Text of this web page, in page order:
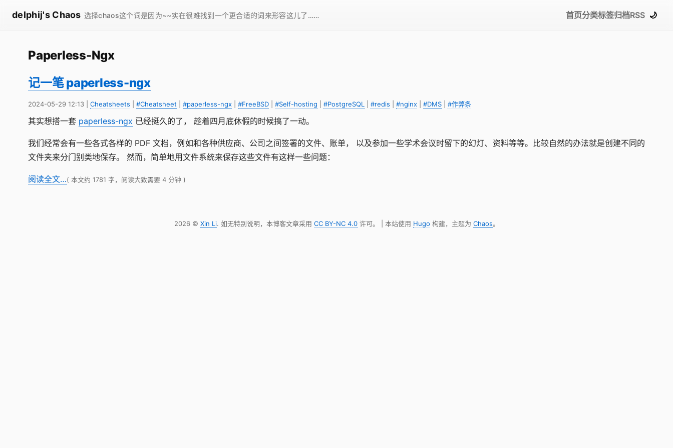
delphij's Chaos 选择chaos这个词是因为~~实在很难找到一个更合适的词来形容这儿了…… 首页分类标签归档RSS 🌙
Paperless-Ngx
记一笔 paperless-ngx
2024-05-29 12:13 Cheatsheets #Cheatsheet #paperless-ngx #FreeBSD #Self-hosting #PostgreSQL #redis #nginx #DMS #作弊条
其实想搭一套 paperless-ngx 已经挺久的了， 趁着四月底休假的时候搞了一动。
我们经常会有一些各式各样的 PDF 文档，例如和各种供应商、公司之间签署的文件、账单， 以及参加一些学术会议时留下的幻灯、资料等等。比较自然的办法就是创建不同的
文件夹来分门别类地保存。 然而，简单地用文件系统来保存这些文件有这样一些问题：
阅读全文…( 本文约 1781 字，阅读大致需要 4 分钟 )
2026 © Xin Li. 如无特别说明，本博客文章采用 CC BY-NC 4.0许可。 | 本站使用 Hugo 构建，主题为 Chaos。